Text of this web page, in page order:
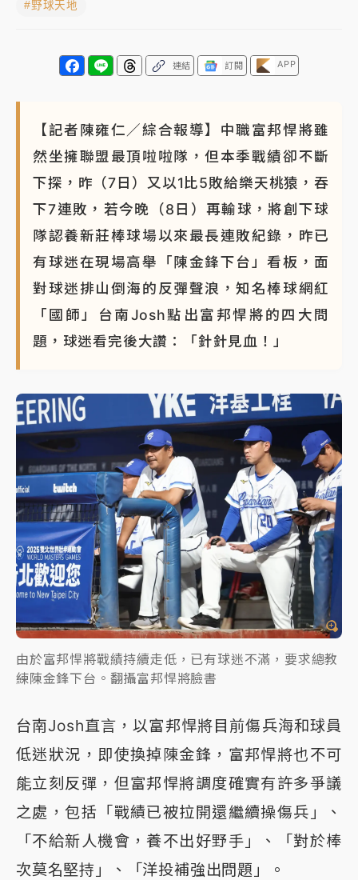
台東農業處長涉圖利渡假村！東檢抗告成功 今重開羈
父親節泡湯了！中颱白海豚雨彈轟3天 「紅到發紫」降
雨熱區曝
#野球天地
連結 訂閱 APP
【記者陳雍仁／綜合報導】中職富邦悍將雖
然坐擁聯盟最頂啦啦隊，但本季戰績卻不斷
下探，昨（7日）又以1比5敗給樂天桃猿，吞
下7連敗，若今晚（8日）再輸球，將創下球
隊認養新莊棒球場以來最長連敗紀錄，昨已
有球迷在現場高舉「陳金鋒下台」看板，面
對球迷排山倒海的反彈聲浪，知名棒球網紅
「國師」台南Josh點出富邦悍將的四大問
題，球迷看完後大讚：「針針見血！」
由於富邦悍將戰績持續走低，已有球迷不滿，要求總教
練陳金鋒下台。翻攝富邦悍將臉書
台南Josh直言，以富邦悍將目前傷兵海和球員
低迷狀況，即使換掉陳金鋒，富邦悍將也不可
能立刻反彈，但富邦悍將調度確實有許多爭議
之處，包括「戰績已被拉開還繼續操傷兵」、
「不給新人機會，養不出好野手」、「對於棒
次莫名堅持」、「洋投補強出問題」。